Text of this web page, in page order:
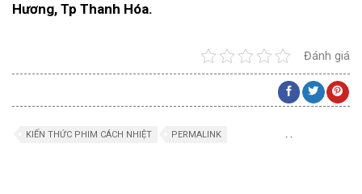
Hương, Tp Thanh Hóa.
Đánh giá
KIẾN THỨC PHIM CÁCH NHIỆT PERMALINK